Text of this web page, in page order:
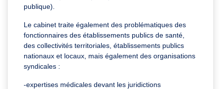
publique).
Le cabinet traite également des problématiques des
fonctionnaires des établissements publics de santé,
des collectivités territoriales, établissements publics
nationaux et locaux, mais également des organisations
syndicales :
-expertises médicales devant les juridictions